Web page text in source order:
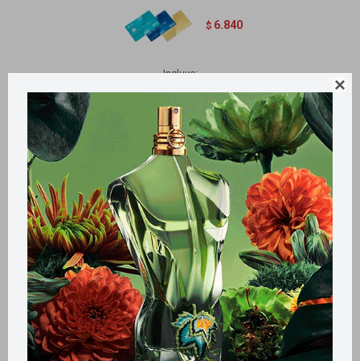

$ 6.840
Incluye:
1 Eau de toilette Acqua di Gio 100 ml
1 Toalla 70x160 cm
Métodos y costos de envío
Retiros gratuitos en tiendas
Productos que te pueden interesar